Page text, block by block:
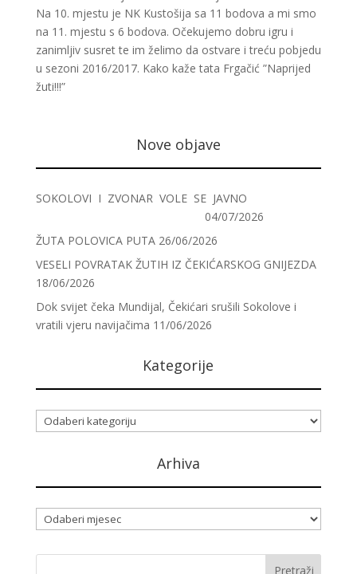
Na 10. mjestu je NK Kustošija sa 11 bodova a mi smo
na 11. mjestu s 6 bodova. Očekujemo dobru igru i
zanimljiv susret te im želimo da ostvare i treću pobjedu
u sezoni 2016/2017. Kako kaže tata Frgačić ”Naprijed
žuti!!!”
Nove objave
SOKOLOVI I ZVONAR VOLE SE JAVNO
04/07/2026
ŽUTA POLOVICA PUTA 26/06/2026
VESELI POVRATAK ŽUTIH IZ ČEKIĆARSKOG GNIJEZDA
18/06/2026
Dok svijet čeka Mundijal, Čekićari srušili Sokolove i
vratili vjeru navijačima 11/06/2026
Kategorije
Kategorije
Arhiva
Arhiva